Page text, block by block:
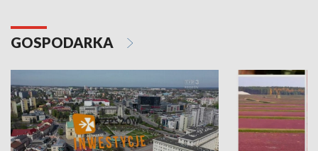
GOSPODARKA